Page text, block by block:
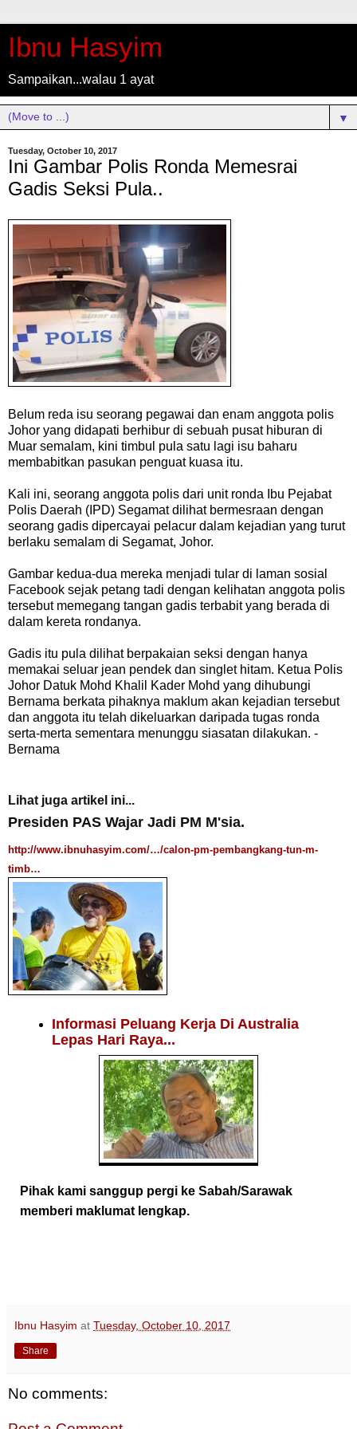
Ibnu Hasyim
Sampaikan...walau 1 ayat
▼
Tuesday, October 10, 2017
Ini Gambar Polis Ronda Memesrai
Gadis Seksi Pula..
Belum reda isu seorang pegawai dan enam anggota polis
Johor yang didapati berhibur di sebuah pusat hiburan di
Muar semalam, kini timbul pula satu lagi isu baharu
membabitkan pasukan penguat kuasa itu.
Kali ini, seorang anggota polis dari unit ronda Ibu Pejabat
Polis Daerah (IPD) Segamat dilihat bermesraan dengan
seorang gadis dipercayai pelacur dalam kejadian yang turut
berlaku semalam di Segamat, Johor.
Gambar kedua-dua mereka menjadi tular di laman sosial
Facebook sejak petang tadi dengan kelihatan anggota polis
tersebut memegang tangan gadis terbabit yang berada di
dalam kereta rondanya.
Gadis itu pula dilihat berpakaian seksi dengan hanya
memakai seluar jean pendek dan singlet hitam. Ketua Polis
Johor Datuk Mohd Khalil Kader Mohd yang dihubungi
Bernama berkata pihaknya maklum akan kejadian tersebut
dan anggota itu telah dikeluarkan daripada tugas ronda
serta-merta sementara menunggu siasatan dilakukan. -
Bernama
Lihat juga artikel ini...
Presiden PAS Wajar Jadi PM M'sia.
http://www.ibnuhasyim.com/…/calon-pm-pembangkang-tun-m-
timb…
Informasi Peluang Kerja Di Australia
Lepas Hari Raya...
Pihak kami sanggup pergi ke Sabah/Sarawak
memberi maklumat lengkap.
Ibnu Hasyim at Tuesday, October 10, 2017
Share
No comments: